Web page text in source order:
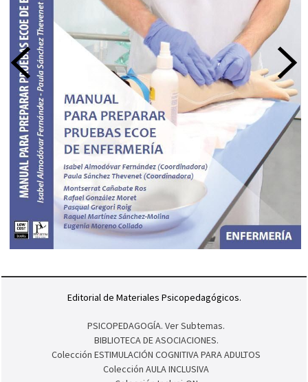
Editorial de Materiales Psicopedagógicos.